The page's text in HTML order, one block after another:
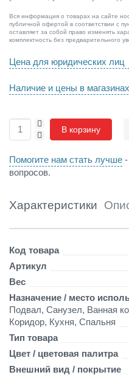
р
о
в
у
н
в
р
а
л
ь
н
й
е
ы
й
Наличие и цены в магазинах
Вся информация о товарах на сайте
публичной офертой в соответствии с
оставляет за собой право изменять
комплектность без предварительного
Цена для юридических лиц
-
+
В корзину
Помогите нам стать лучше
вопросов.
Характеристики
Детали
Код товара
Артикул
Вес
Назначение / место
Подвал, Санузел, Ванная
Коридор, Кухня, Спальня
Тип товара
Цвет / цветовая палитра
Внешний вид / покрытие